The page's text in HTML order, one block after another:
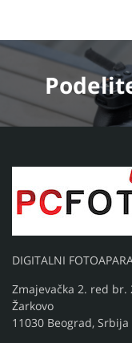
DIGITALNI
Zmajevačka 2. red br.
Žarkovo
11030 Beograd, Srbija